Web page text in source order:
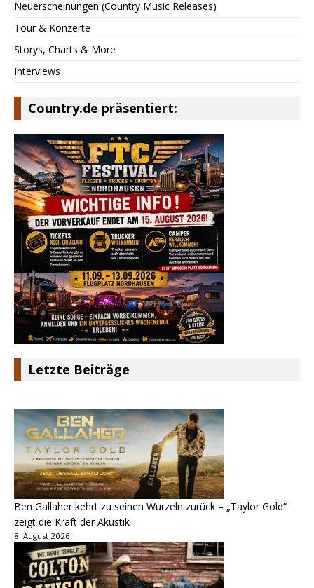
Neuerscheinungen (Country Music Releases)
Tour & Konzerte
Storys, Charts & More
Interviews
Country.de präsentiert:
Letzte Beiträge
Ben Gallaher kehrt zu seinen Wurzeln zurück – „Taylor Gold“
zeigt die Kraft der Akustik
8. August 2026